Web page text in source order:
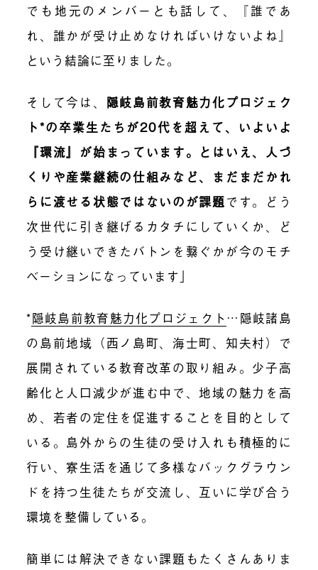
でも地元のメンバーとも話して、
『誰であ
れ、誰かが受け止めなければいけないよね』
という結論に至りました。
そして今は、 隠岐島前教育魅力化プロジェク
ト*の卒業生たちが20代を超えて、いよいよ
『環流』が始まっています。とはいえ、人づ
くりや産業継続の仕組みなど、まだまだかれ
らに渡せる状態ではないのが課題です。どう
次世代に引き継げるカタチにしていくか、ど
う受け継いできたバトンを繋ぐかが今のモチ
ベーションになっています」
*隠岐島前教育魅力化プロジェクト …隠岐諸島
の島前地域（西ノ島町、海士町、知夫村）で
展開されている教育改革の取り組み。少子高
齢化と人口減少が進む中で、地域の魅力を高
め、若者の定住を促進することを目的として
いる。島外からの生徒の受け入れも積極的に
行い、寮生活を通じて多様なバックグラウン
ドを持つ生徒たちが交流し、互いに学び合う
環境を整備している。
簡単には解決できない課題もたくさんありま